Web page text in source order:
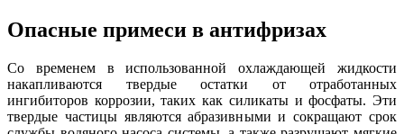
Опасные примеси в антифризах
Со временем в использованной охлаждающей жидкости
накапливаются твердые остатки от отработанных
ингибиторов коррозии, таких как силикаты и фосфаты. Эти
твердые частицы являются абразивными и сокращают срок